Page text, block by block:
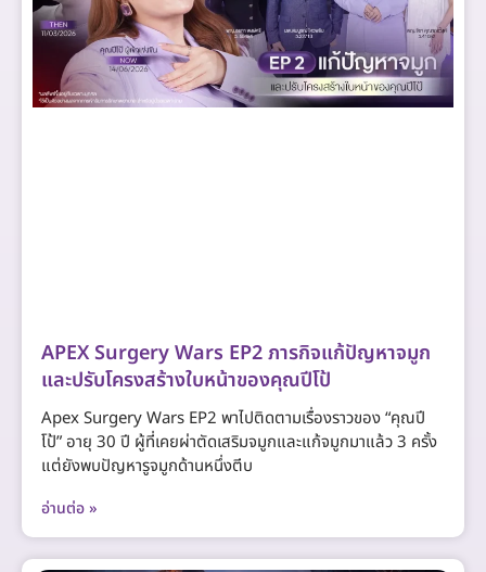
APEX Surgery Wars EP2 ภารกิจแก้ปัญหาจมูก
และปรับโครงสร้างใบหน้าของคุณปีโป้
Apex Surgery Wars EP2 พาไปติดตามเรื่องราวของ “คุณปี
โป้” อายุ 30 ปี ผู้ที่เคยผ่าตัดเสริมจมูกและแก้จมูกมาแล้ว 3 ครั้ง
แต่ยังพบปัญหารูจมูกด้านหนึ่งตีบ
อ่านต่อ »